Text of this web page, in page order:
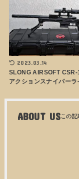
2023.03.14
SLONG AIRSOFT CSR-
アクションスナイパーラ
ABOUT US